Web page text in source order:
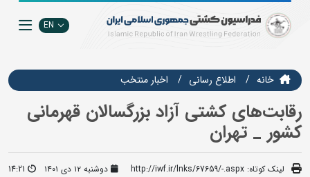
EN
خانه اطلاع رسانی اخبار منتخب
رقابت‌های کشتی آزاد بزرگسالان قهرمانی
کشور _ تهران
لینک کوتاه: http://iwf.ir/lnks/67659/-.aspx دوشنبه ۱۲ دی ۱۴۰۱ 14:21